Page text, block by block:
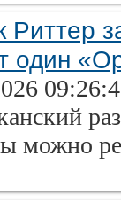
Риттер
один
можно